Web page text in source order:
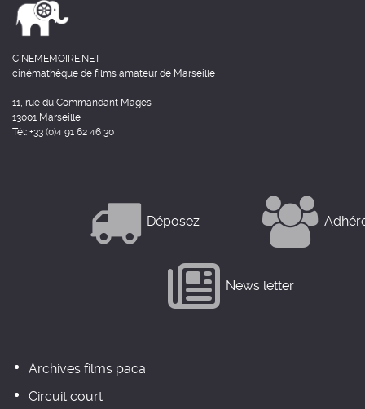
CINEMEMOIRE.NET
cinémathèque de films amateur de Marseille
11, rue du Commandant Mages
13001 Marseille
Tél: +33 (0)4 91 62 46 30
Déposez
News letter
Archives films paca
Circuit court